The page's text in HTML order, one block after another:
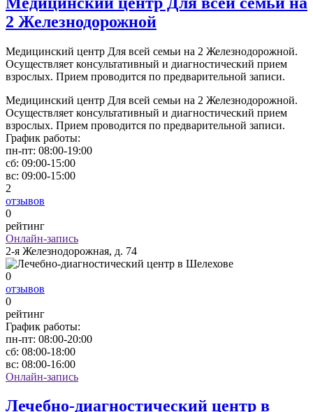
2 Железнодорожной
Медицинский центр Для всей семьи на 2 Железнодорожной.
Осуществляет консультативный и диагностический прием
взрослых. Прием проводится по предварительной записи.
Медицинский центр Для всей семьи на 2 Железнодорожной.
Осуществляет консультативный и диагностический прием
взрослых. Прием проводится по предварительной записи.
График работы:
пн-пт: 08:00-19:00
сб: 09:00-15:00
вс: 09:00-15:00
2
отзывов
0
рейтинг
Онлайн-запись
2-я Железнодорожная, д. 74
0
отзывов
0
рейтинг
График работы:
пн-пт: 08:00-20:00
сб: 08:00-18:00
вс: 08:00-16:00
Онлайн-запись
Лечебно-диагностический центр в